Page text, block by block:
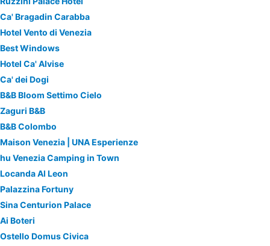
Ca' Bragadin Carabba
Hotel Vento di Venezia
Best Windows
Hotel Ca' Alvise
Ca' dei Dogi
B&B Bloom Settimo Cielo
Zaguri B&B
B&B Colombo
Maison Venezia | UNA Esperienze
hu Venezia Camping in Town
Locanda Al Leon
Palazzina Fortuny
Sina Centurion Palace
Ai Boteri
Ostello Domus Civica